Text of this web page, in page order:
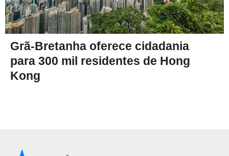
Grã-Bretanha oferece cidadania
para 300 mil residentes de Hong
Kong